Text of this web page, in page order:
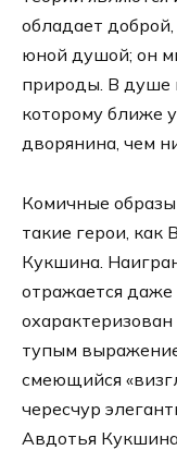
обладает
юной душой; он
природы. В душе
которому ближе
дворянина, чем
Комичные
такие герои, как
Кукшина.
отражается
тупым
смеющийся
чересчур
Авдотья